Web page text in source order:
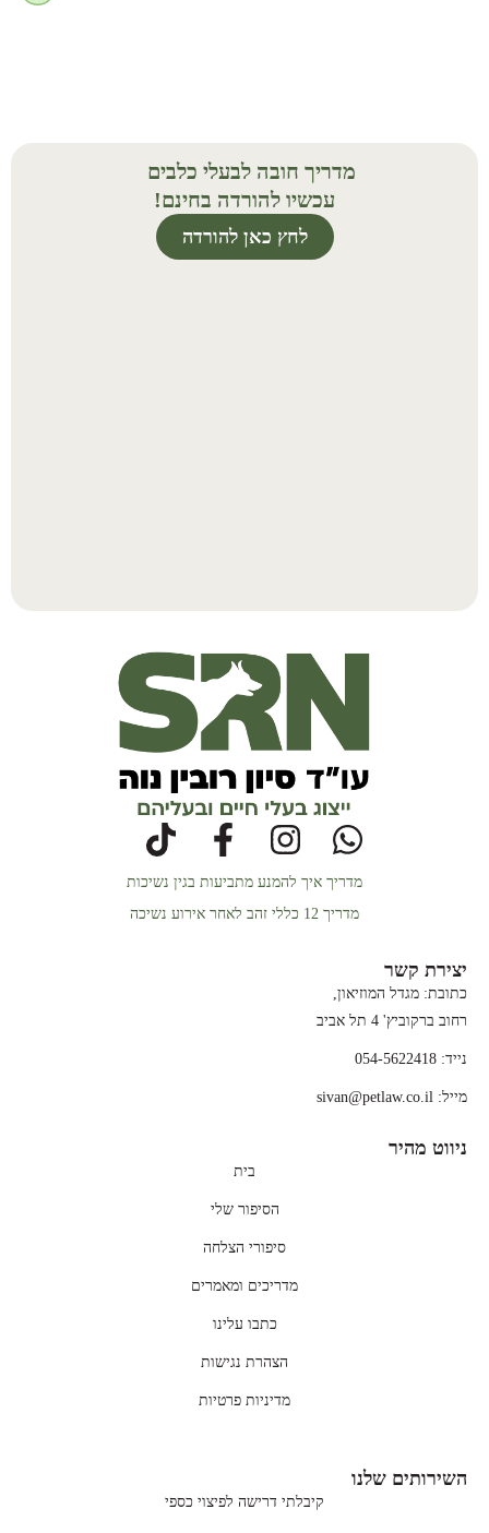
מדריך חובה לבעלי כלבים
עכשיו להורדה בחינם!
לחץ כאן להורדה
מדריך איך להמנע מתביעות בגין נשיכות
מדריך 12 כללי זהב לאחר אירוע נשיכה
יצירת קשר
כתובת: מגדל המוזיאון,
רחוב ברקוביץ' 4 תל אביב
נייד: 054-5622418
מייל: sivan@petlaw.co.il
ניווט מהיר
בית
הסיפור שלי
סיפורי הצלחה
מדריכים ומאמרים
כתבו עלינו
הצהרת נגישות
מדיניות פרטיות
השירותים שלנו
קיבלתי דרישה לפיצוי כספי